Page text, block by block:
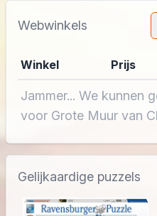
Webwinkels
Winkel Prijs
Jammer... We kunnen
voor Grote Muur van
Gelijkaardige puzzels